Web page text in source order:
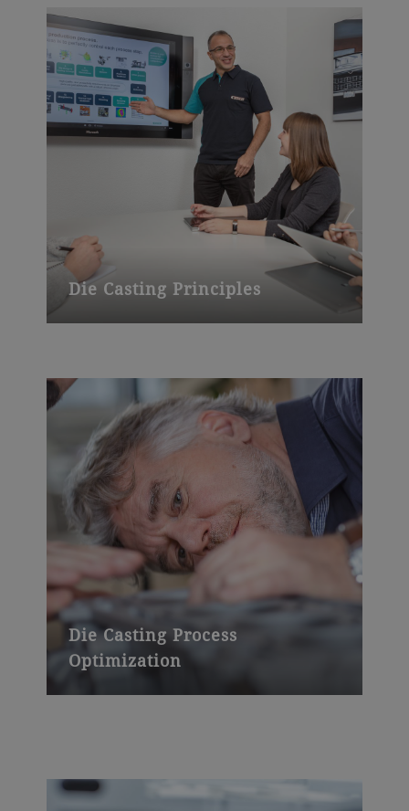
Die Casting Principles
Die Casting Process
Optimization